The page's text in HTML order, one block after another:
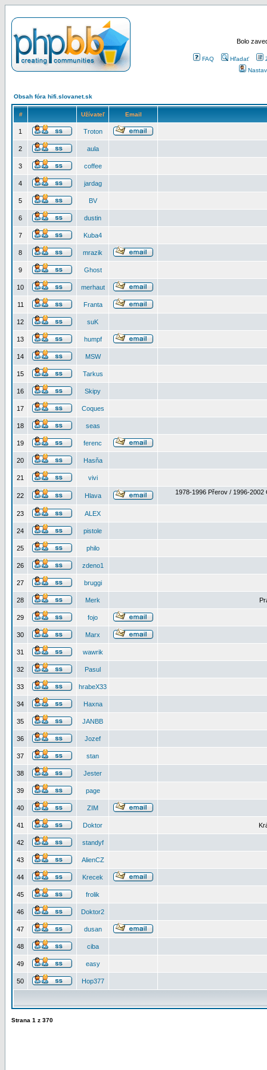
Bolo
FAQ Hľadať
Obsah fóra hifi.slovanet.sk
# Užívateľ Email
1 Troton
2 aula
3 coffee
4 jardag
5 BV
6 dustin
7 Kuba4
8 mrazik
9 Ghost
10 merhaut
11 Franta
12 suK
13 humpf
14 MSW
15 Tarkus
16 Skipy
17 Coques
18 seas
19 ferenc
20 Hasňa
21 vivi
22 Hlava 1978-1996 Přerov / 1996-2002
23 ALEX
24 pistole
25 philo
26 zdeno1
27 bruggi
28 Merk
29 fojo
30 Marx
31 wawrik
32 Pasul
33 hrabeX33
34 Haxna
35 JANBB
36 Jozef
37 stan
38 Jester
39 page
40 ZIM
41 Doktor
42 standyf
43 AlienCZ
44 Krecek
45 frolik
46 Doktor2
47 dusan
48 ciba
49 easy
50 Hop377
Strana 1 z 370